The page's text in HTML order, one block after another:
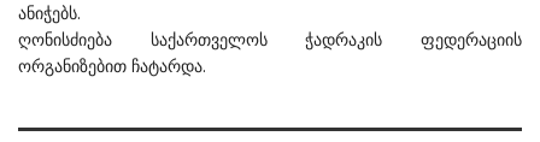
ანიჭებს.
ღონისძიება საქართველოს ჭადრაკის ფედერაციის
ორგანიზებით ჩატარდა.